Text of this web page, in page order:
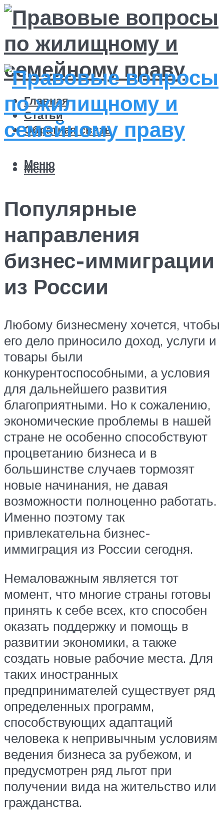
Главная
Статьи
Обратная связь
Меню
Меню
Популярные
направления
бизнес-иммиграции
из России
Любому бизнесмену хочется, чтобы
его дело приносило доход, услуги и
товары были
конкурентоспособными, а условия
для дальнейшего развития
благоприятными. Но к сожалению,
экономические проблемы в нашей
стране не особенно способствуют
процветанию бизнеса и в
большинстве случаев тормозят
новые начинания, не давая
возможности полноценно работать.
Именно поэтому так
привлекательна бизнес-
иммиграция из России сегодня.
Немаловажным является тот
момент, что многие страны готовы
принять к себе всех, кто способен
оказать поддержку и помощь в
развитии экономики, а также
создать новые рабочие места. Для
таких иностранных
предпринимателей существует ряд
определенных программ,
способствующих адаптаций
человека к непривычным условиям
ведения бизнеса за рубежом, и
предусмотрен ряд льгот при
получении вида на жительство или
гражданства.